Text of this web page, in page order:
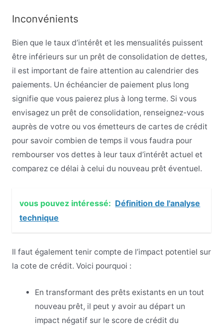
Inconvénients
Bien que le taux d’intérêt et les mensualités puissent
être inférieurs sur un prêt de consolidation de dettes,
il est important de faire attention au calendrier des
paiements. Un échéancier de paiement plus long
signifie que vous paierez plus à long terme. Si vous
envisagez un prêt de consolidation, renseignez-vous
auprès de votre ou vos émetteurs de cartes de crédit
pour savoir combien de temps il vous faudra pour
rembourser vos dettes à leur taux d’intérêt actuel et
comparez ce délai à celui du nouveau prêt éventuel.
vous pouvez intéressé: Définition de l'analyse
technique
Il faut également tenir compte de l’impact potentiel sur
la cote de crédit. Voici pourquoi :
En transformant des prêts existants en un tout
nouveau prêt, il peut y avoir au départ un
impact négatif sur le score de crédit du